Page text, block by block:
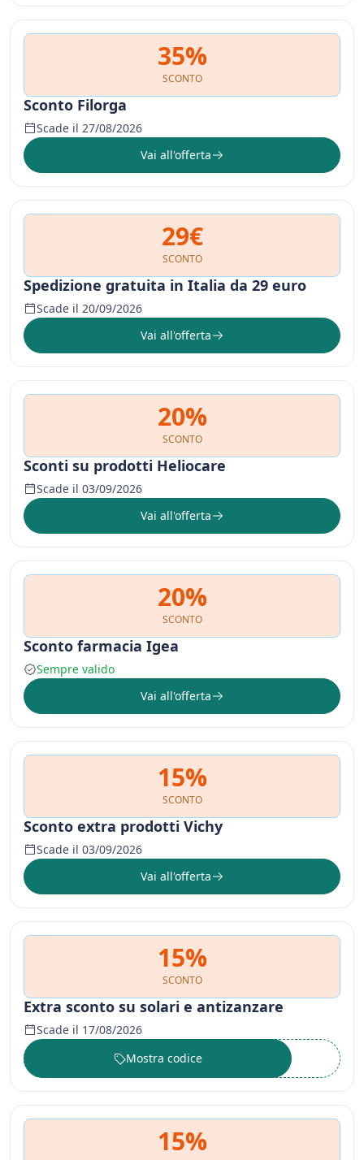
35%
SCONTO
Sconto Filorga
Scade il 27/08/2026
Vai all'offerta
29€
SCONTO
Spedizione gratuita in Italia da 29 euro
Scade il 20/09/2026
Vai all'offerta
20%
SCONTO
Sconti su prodotti Heliocare
Scade il 03/09/2026
Vai all'offerta
20%
SCONTO
Sconto farmacia Igea
Sempre valido
Vai all'offerta
15%
SCONTO
Sconto extra prodotti Vichy
Scade il 03/09/2026
Vai all'offerta
15%
SCONTO
Extra sconto su solari e antizanzare
Scade il 17/08/2026
••••••
Mostra codice
15%